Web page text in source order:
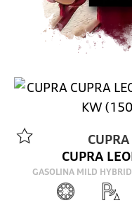
CUPRA
GASOLINA MILD HYBRID